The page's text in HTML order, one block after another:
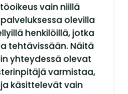
vain niillä
olevilla
henkilöillä, jotka
tehtävissään. Näitä
yhteydessä olevat
varmistaa,
käsittelevät vain